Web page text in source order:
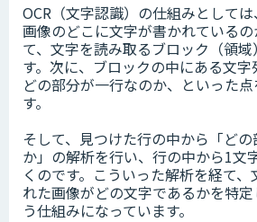
OCR（文字認識）の仕組みとして
画像のどこに文字が書かれている
て、文字を読み取るブロック（領
す。次に、ブロックの中にある文字
どの部分が一行なのか、といった
す。
そして、見つけた行の中から「ど
か」の解析を行い、行の中から1文
くのです。こういった解析を経て
れた画像がどの文字であるかを特
う仕組みになっています。